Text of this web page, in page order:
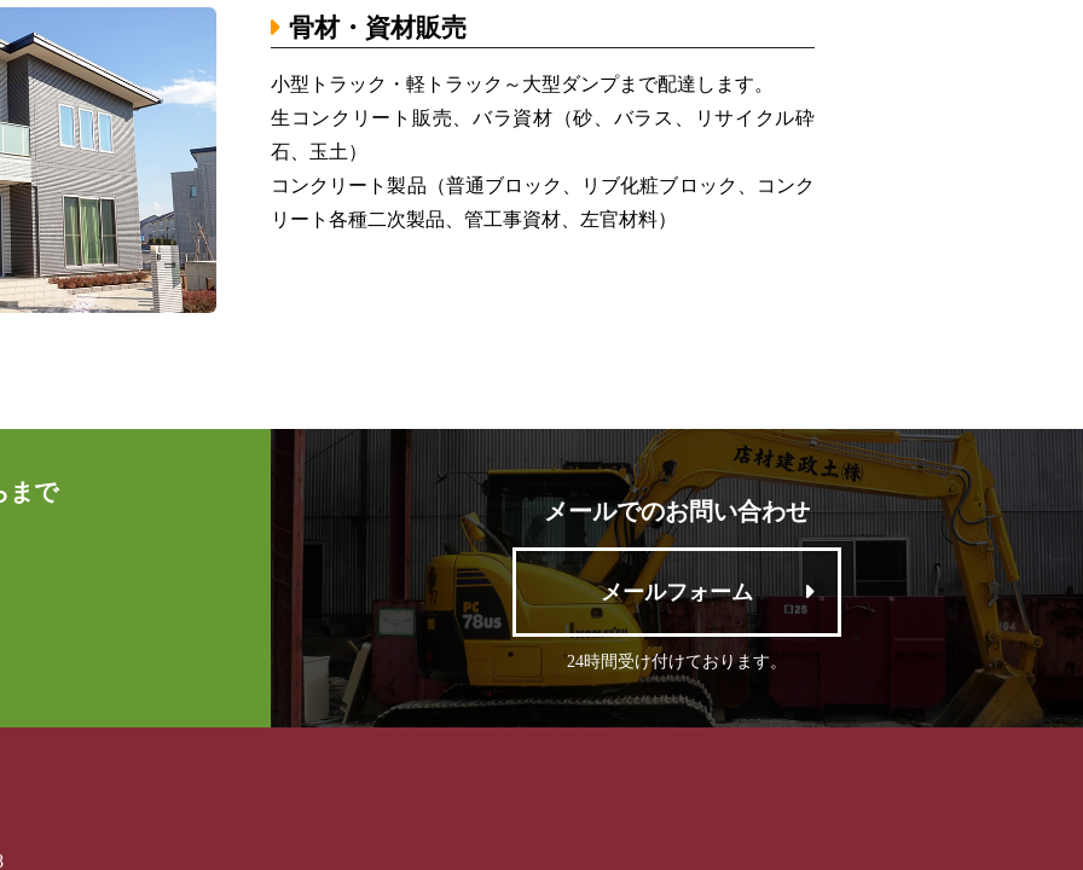
骨材・資材販売
小型トラック・軽トラック～大型ダンプまで配達します。
生コンクリート販売、バラ資材（砂、バラス、リサイクル砕
石、玉土）
コンクリート製品（普通ブロック、リブ化粧ブロック、コンク
リート各種二次製品、管工事資材、左官材料）
まで
メールでのお問い合わせ
メールフォーム
24時間受け付けております。